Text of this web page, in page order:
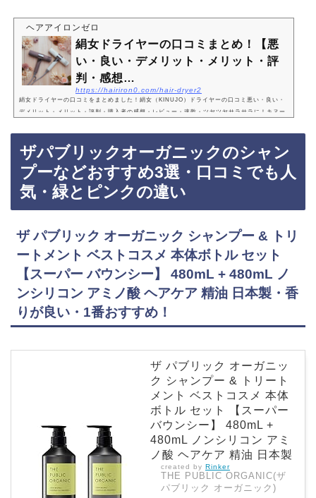
ヘアアイロンゼロ
絹女ドライヤーの口コミまとめ！【悪
い・良い・デメリット・メリット・評
判・感想…
https://hairiron0.com/hair-dryer2
絹女ドライヤーの口コミをまとめました！絹女（KINUJO）ドライヤーの口コミ悪い・良い・
デメリット・メリット・評判・購入者の感想・レビュー・速乾・ツヤツヤサラサラに！キヌー
ザパブリックオーガニックのシャン
プーなどおすすめ3選・口コミでも人
気・緑とピンクの違い
ザ パブリック オーガニック シャンプー & トリ
ートメント ベストコスメ 本体ボトル セット
【スーパー バウンシー】 480mL + 480mL ノ
ンシリコン アミノ酸 ヘアケア 精油 日本製・香
りが良い・1番おすすめ！
ザ パブリック オーガニッ
ク シャンプー & トリート
メント ベストコスメ 本体
ボトル セット 【スーパー
バウンシー】 480mL +
480mL ノンシリコン アミ
ノ酸 ヘアケア 精油 日本製
created by Rinker
THE PUBLIC ORGANIC(ザ
パブリック オーガニック)